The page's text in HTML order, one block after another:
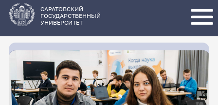
основному
содержанию
САРАТОВСКИЙ
ГОСУДАРСТВЕННЫЙ
УНИВЕРСИТЕТ